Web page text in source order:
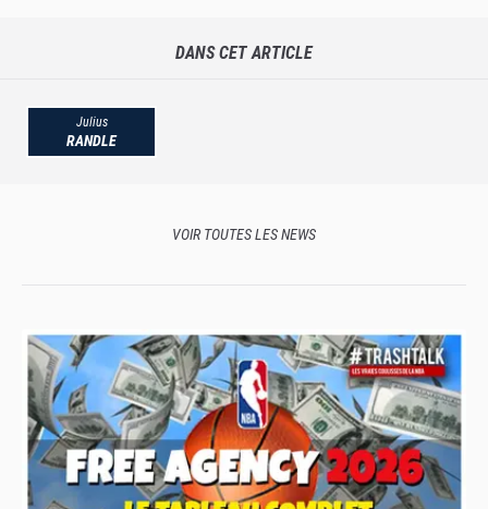
DANS CET ARTICLE
Julius
RANDLE
VOIR TOUTES LES NEWS